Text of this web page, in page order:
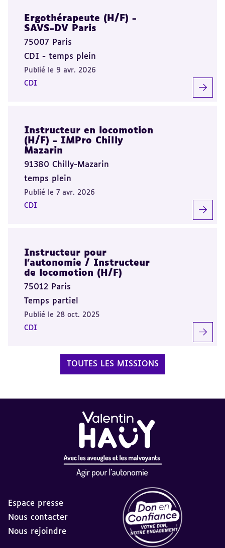
Ergothérapeute (H/F) -
SAVS-DV Paris
75007 Paris
CDI - temps plein
Publié le 9 avr. 2026
CDI
Instructeur en locomotion
(H/F) - IMPro Chilly
Mazarin
91380 Chilly-Mazarin
temps plein
Publié le 7 avr. 2026
CDI
Instructeur pour
l'autonomie / Instructeur
de locomotion (H/F)
75012 Paris
Temps partiel
Publié le 28 oct. 2025
CDI
TOUTES LES MISSIONS
Espace presse
Nous contacter
Nous rejoindre